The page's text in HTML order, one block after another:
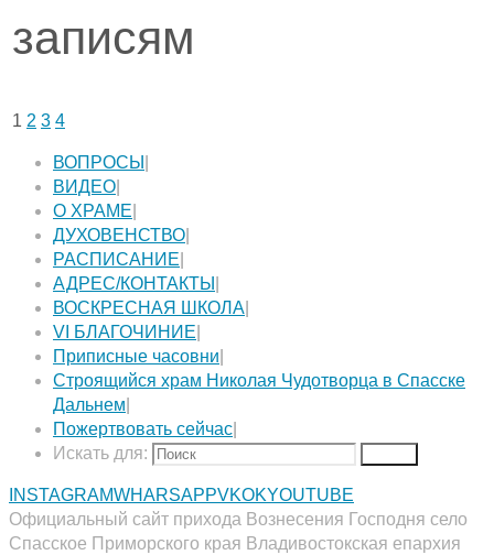
записям
1 2 3 4
ВОПРОСЫ
ВИДЕО
О ХРАМЕ
ДУХОВЕНСТВО
РАСПИСАНИЕ
АДРЕС/КОНТАКТЫ
ВОСКРЕСНАЯ ШКОЛА
VI БЛАГОЧИНИЕ
Приписные часовни
Строящийся храм Николая Чудотворца в Спасске
Дальнем
Пожертвовать сейчас
Искать для:
INSTAGRAMWHARSAPPVKOKYOUTUBE
Официальный сайт прихода Вознесения Господня село
Спасское Приморского края Владивостокская епархия